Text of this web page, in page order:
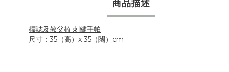
商品描述
標誌及教父椅 刺繡手帕
尺寸：35（高）x 35（闊）cm